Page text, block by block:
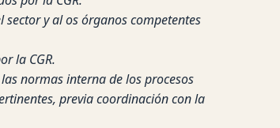
y al os órganos competentes
la CGR.
normas interna de los procesos
previa coordinación con la